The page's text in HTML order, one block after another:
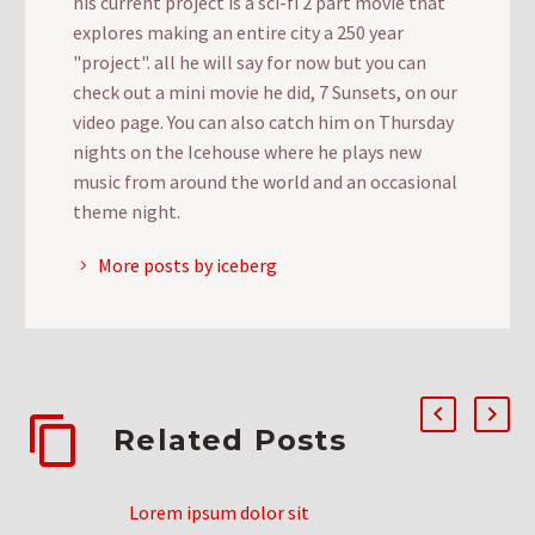
explores making an entire city a 250 year
"project". all he will say for now but you can
check out a mini movie he did, 7 Sunsets, on our
video page. You can also catch him on Thursday
nights on the Icehouse where he plays new
music from around the world and an occasional
theme night.
More posts by iceberg
Related Posts
Lorem ipsum dolor sit